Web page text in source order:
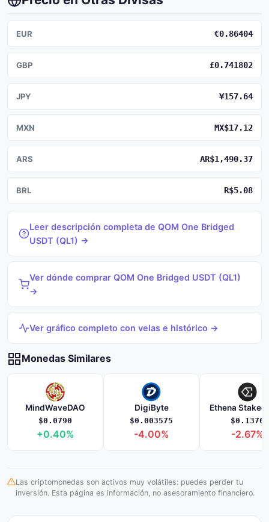
EUR €0.86404
GBP £0.741802
JPY ¥157.64
MXN MX$17.12
ARS AR$1,490.37
BRL R$5.08
Leer descripción completa de QOM One Bridged
USDT (QL1) →
Ver dónde comprar QOM One Bridged USDT (QL1)
→
Ver gráfico completo con velas e histórico →
Monedas Similares
MindWaveDAO
$0.0790
+0.40%
DigiByte
$0.003575
-4.00%
Ethena Staked
$0.1376
-2.67%
Las criptomonedas son activos muy volátiles: puedes perder tu
inversión. Esta página es información, no asesoramiento financiero.